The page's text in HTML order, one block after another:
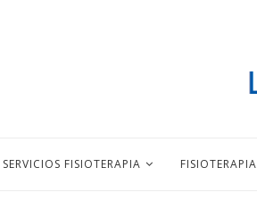
SERVICIOS FISIOTERAPIA FISIOTERAPIA